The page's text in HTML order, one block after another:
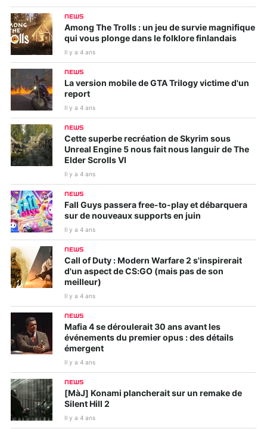
NEWS
Among The Trolls : un jeu de survie magnifique
qui vous plonge dans le folklore finlandais
Il y a 4 ans
NEWS
La version mobile de GTA Trilogy victime d'un
report
Il y a 4 ans
NEWS
Cette superbe recréation de Skyrim sous
Unreal Engine 5 nous fait nous languir de The
Elder Scrolls VI
Il y a 4 ans
NEWS
Fall Guys passera free-to-play et débarquera
sur de nouveaux supports en juin
Il y a 4 ans
NEWS
Call of Duty : Modern Warfare 2 s'inspirerait
d'un aspect de CS:GO (mais pas de son
meilleur)
Il y a 4 ans
NEWS
Mafia 4 se déroulerait 30 ans avant les
événements du premier opus : des détails
émergent
Il y a 4 ans
NEWS
[MàJ] Konami plancherait sur un remake de
Silent Hill 2
Il y a 4 ans